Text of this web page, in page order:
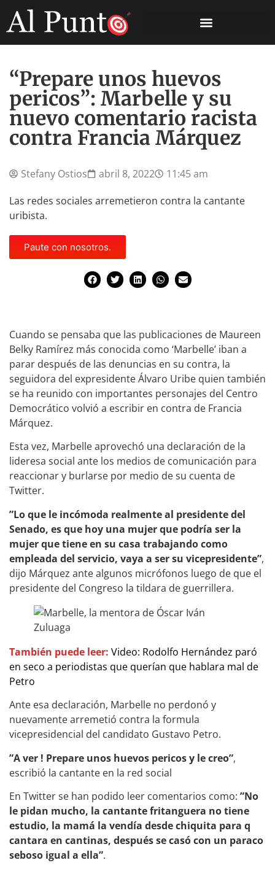
“Prepare unos huevos
pericos”: Marbelle y su
nuevo comentario racista
contra Francia Márquez
Stefany Ostios abril 8, 2022
11:45 am
Las redes sociales arremetieron contra la cantante
uribista.
Paute con nosotros.
Cuando se pensaba que las publicaciones de Maureen
Belky Ramírez más conocida como ‘Marbelle’ iban a
parar después de las denuncias en su contra, la
seguidora del expresidente Álvaro Uribe quien también
se ha reunido con importantes personajes del Centro
Democrático volvió a escribir en contra de Francia
Márquez.
Esta vez, Marbelle aprovechó una declaración de la
lideresa social ante los medios de comunicación para
reaccionar y burlarse por medio de su cuenta de
Twitter.
”Lo que le incómoda realmente al presidente del
Senado, es que hoy una mujer que podría ser la
mujer que tiene en su casa trabajando como
empleada del servicio, vaya a ser su vicepresidente”,
dijo Márquez ante algunos micrófonos luego de que el
presidente del Congreso la tildara de guerrillera.
También puede leer: Video: Rodolfo Hernández paró
en seco a periodistas que querían que hablara mal de
Petro
Ante esa declaración, Marbelle no perdonó y
nuevamente arremetió contra la formula
vicepresidencial del candidato Gustavo Petro.
”A ver ! Prepare unos huevos pericos y le creo”,
escribió la cantante en la red social
En Twitter se han podido leer comentarios como: ”No
le pidan mucho, la cantante fritanguera no tiene
estudio, la mamá la vendía desde chiquita para q
cantara en cantinas, después se casó con un paraco
seboso igual a ella”.